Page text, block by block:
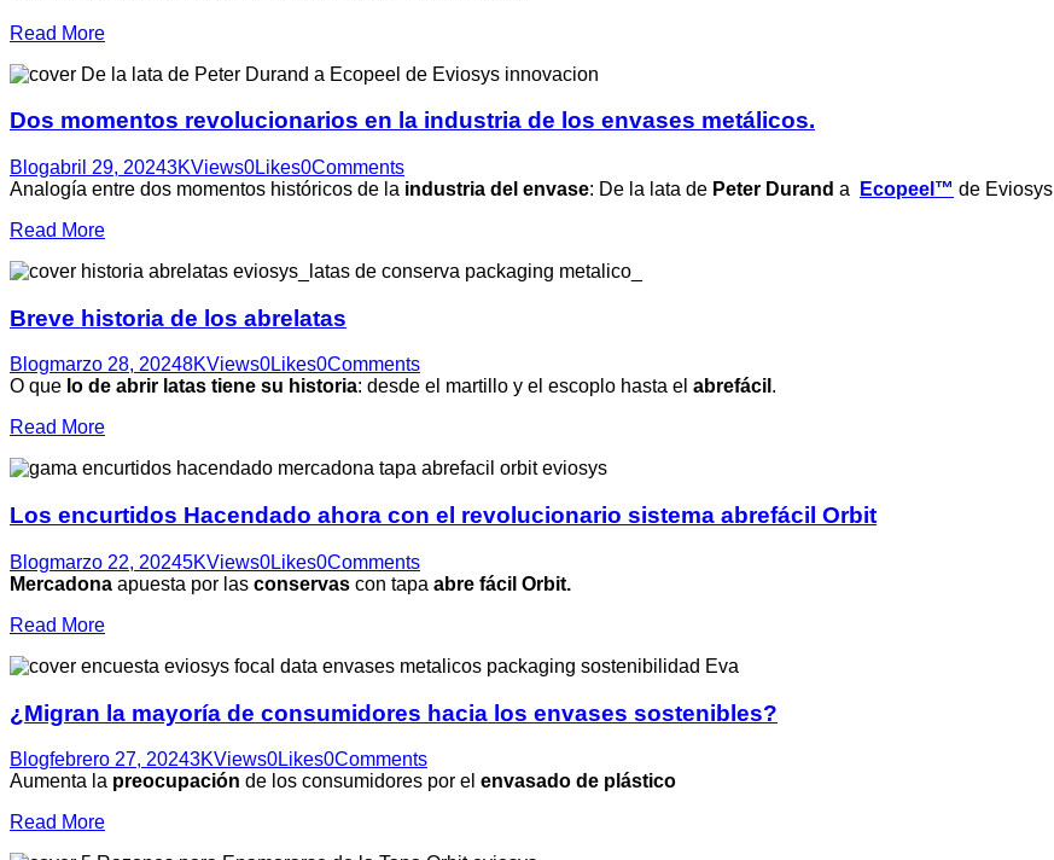
Read More
Dos momentos revolucionarios en la industria de los envases metálicos.
Blogabril 29, 20243KViews0Likes0Comments
Analogía entre dos momentos históricos de la industria del envase: De la lata de Peter Durand a Ecopeel™ de Eviosys
Read More
Breve historia de los abrelatas
Blogmarzo 28, 20248KViews0Likes0Comments
O que lo de abrir latas tiene su historia: desde el martillo y el escoplo hasta el abrefácil .
Read More
Los encurtidos Hacendado ahora con el revolucionario sistema abrefácil Orbit
Blogmarzo 22, 20245KViews0Likes0Comments
Mercadona apuesta por las conservas con tapa abre fácil Orbit.
Read More
¿Migran la mayoría de consumidores hacia los envases sostenibles?
Blogfebrero 27, 20243KViews0Likes0Comments
Aumenta la preocupación de los consumidores por el envasado de plástico
Read More